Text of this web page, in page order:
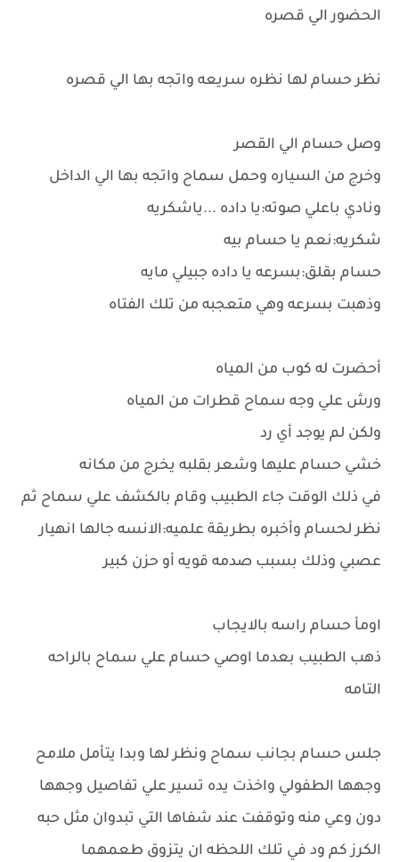
الحضور الي قصره
نظر حسام لها نظره سريعه واتجه بها الي قصره
وصل حسام الي القصر
وخرج من السياره وحمل سماح واتجه بها الي الداخل
ونادي باعلي صوته:يا داده ...ياشكريه
شكريه:نعم يا حسام بيه
حسام بقلق:بسرعه يا داده جبيلي مايه
وذهبت بسرعه وهي متعجبه من تلك الفتاه
أحضرت له كوب من المياه
ورش علي وجه سماح قطرات من المياه
ولكن لم يوجد أي رد
خشي حسام عليها وشعر بقلبه يخرج من مكانه
في ذلك الوقت جاء الطبيب وقام بالكشف علي سماح ثم
نظر لحسام وأخبره بطريقة علميه:الانسه جالها انهيار
عصبي وذلك بسبب صدمه قويه أو حزن كبير
اومأ حسام راسه بالايجاب
ذهب الطبيب بعدما اوصي حسام علي سماح بالراحه
التامه
جلس حسام بجانب سماح ونظر لها وبدا يتأمل ملامح
وجهها الطفولي واخذت يده تسير علي تفاصيل وجهها
دون وعي منه وتوقفت عند شفاها التي تبدوان مثل حبه
الكرز كم ود في تلك اللحظه ان يتزوق طعمهما